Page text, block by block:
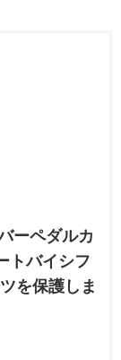
ーペダルカ
トバイシフ
を保護しま